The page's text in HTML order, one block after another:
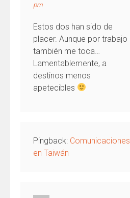
pm
Estos dos han sido de
placer. Aunque por trabajo
también me toca…
Lamentablemente, a
destinos menos
apetecibles
Pingback: Comunicaciones
en Taiwán